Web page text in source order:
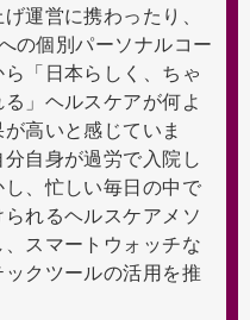
運営に携わったり、
の個別パーソナルコー
「日本らしく、ちゃ
」ヘルスケアが何よ
高いと感じていま
自身が過労で入院し
、忙しい毎日の中で
れるヘルスケアメソ
スマートウォッチな
クツールの活用を推